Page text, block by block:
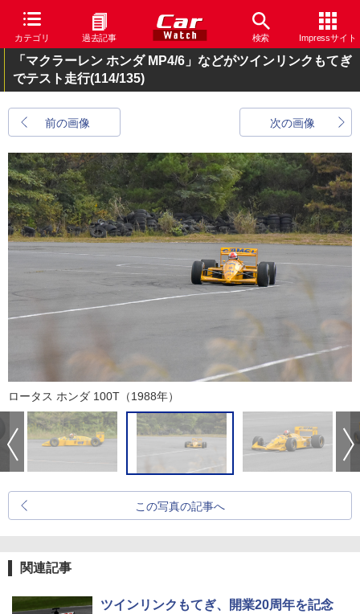
カテゴリ 過去記事 検索 Impressサイト
「マクラーレン ホンダ MP4/6」などがツインリンクもてぎ
でテスト走行(114/135)
前の画像 次の画像
ロータス ホンダ 100T（1988年）
この写真の記事へ
関連記事
ツインリンクもてぎ、開業20周年を記念